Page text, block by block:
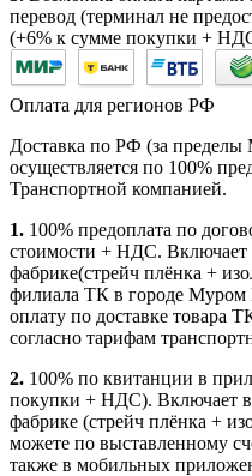
перевод (терминал не
(+6% к сумме покупки +
Оплата для регионов РФ
Доставка по РФ (за
осуществляется по 100%
Транспортной компанией.
1. 100% предоплата по
стоимости + НДС. Включает
фабрике(стрейч плёнка +
филиала ТК в городе
оплату по доставке товара
согласно тарифам
2. 100% по квитанции в
покупки + НДС). Включает в
фабрике (стрейч плёнка +
можете по выставленному
также в мобильных